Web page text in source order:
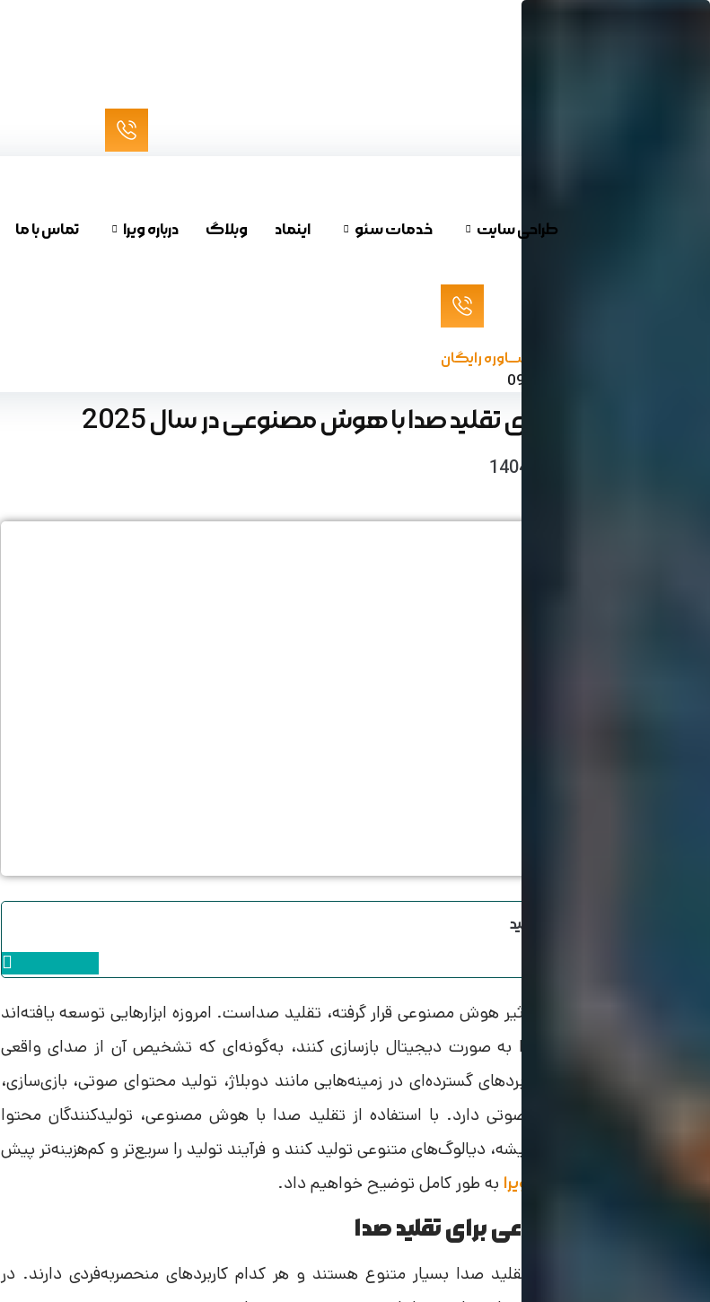
طراحی سایت خدمات سئو اینماد وبلاگ درباره ویرا تماس با ما
مشـــاوره رایگان
09120624732
بهترین نرم‌افزارهای تقلید صدا با هوش مصنوعی در سال 2025
اینستاگرام ویرا رو دنبال کنید
یکی از حوزه‌هایی که تحت تاثیر هوش مصنوعی قرار گرفته، تقلید صداست. امروزه ابزارهایی توسعه یافته‌اند
که می‌توانند صدای انسان را به‌ صورت دیجیتال بازسازی کنند، به‌گونه‌ای که تشخیص آن از صدای واقعی
این فناوری کاربردهای گسترده‌ای در زمینه‌هایی مانند دوبلاژ، تولید محتوای صوتی، بازی‌سازی،
آموزش و حتی دستیارهای صوتی دارد. با استفاده از تقلید صدا با هوش مصنوعی، تولیدکنندگان محتوا
می‌توانند بدون نیاز به صداپیشه، دیالوگ‌های متنوعی تولید کنند و فرآیند تولید را سریع‌تر و کم‌هزینه‌تر پیش
ببرند. در ادامه این مقاله از
ویرا به طور کامل توضیح خواهیم داد.
بهترین هوش مصنوعی برای تقلید صدا
هوش مصنوعی تقلید صدا بسیار متنوع هستند و هر کدام کاربرد‌های منحصربه‌فردی دارند. در